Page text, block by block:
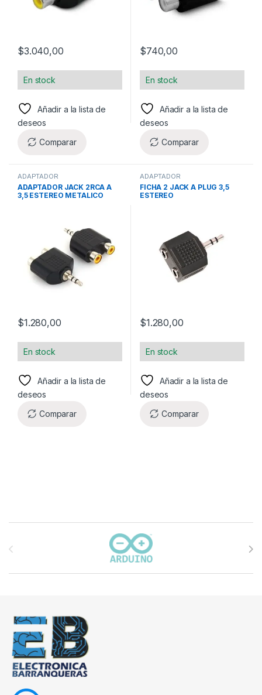
$3.040,00
En stock
Añadir a la lista de
deseos
Comparar
$740,00
En stock
Añadir a la lista de
deseos
Comparar
ADAPTADOR
ADAPTADOR JACK 2RCA A
3,5 ESTEREO METALICO
$1.280,00
En stock
Añadir a la lista de
deseos
Comparar
ADAPTADOR
FICHA 2 JACK A PLUG 3,5
ESTEREO
$1.280,00
En stock
Añadir a la lista de
deseos
Comparar
Carrusel de marcas